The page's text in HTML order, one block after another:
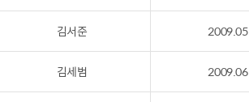
김서준 2009.05
김세범 2009.06